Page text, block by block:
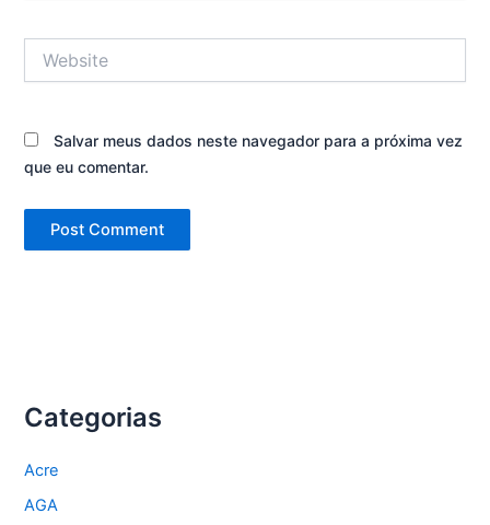
Salvar meus dados neste navegador para a próxima vez
que eu comentar.
Categorias
Acre
AGA